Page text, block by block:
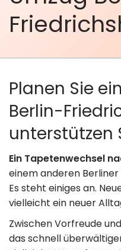
Planen Sie
Berlin-
unterstützen
Ein Tapetenwechsel
einem anderen
Es steht einiges an.
vielleicht ein neuer
Zwischen Vorfreude
das schnell
Transport
Logistik
Montage &
Umzugshilfe
& Lagerung
Über uns
Umzugsberatung
Kontakt
Datenschutz
030 49 00 48 23
info@loesche-